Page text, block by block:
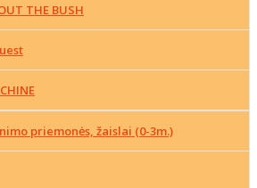
THE BUSH
priemonės, žaislai (0-3m.)